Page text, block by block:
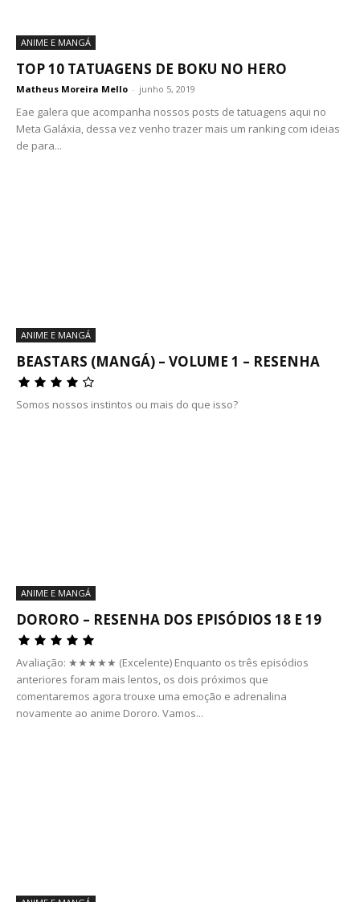
ANIME E MANGÁ
TOP 10 TATUAGENS DE BOKU NO HERO
Matheus Moreira Mello - junho 5, 2019
Eae galera que acompanha nossos posts de tatuagens aqui no
Meta Galáxia, dessa vez venho trazer mais um ranking com ideias
de para...
ANIME E MANGÁ
BEASTARS (MANGÁ) – VOLUME 1 – RESENHA
Somos nossos instintos ou mais do que isso?
ANIME E MANGÁ
DORORO – RESENHA DOS EPISÓDIOS 18 E 19
Avaliação: ★★★★★ (Excelente) Enquanto os três episódios
anteriores foram mais lentos, os dois próximos que
comentaremos agora trouxe uma emoção e adrenalina
novamente ao anime Dororo. Vamos...